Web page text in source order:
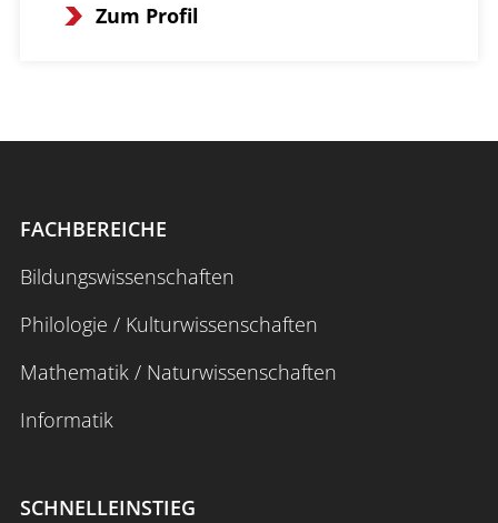
Zum Profil
FACHBEREICHE
Bildungswissenschaften
Philologie / Kulturwissenschaften
Mathematik / Naturwissenschaften
Informatik
SCHNELLEINSTIEG